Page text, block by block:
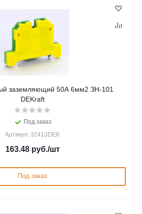
заземляющий 50A 6мм2 ЗН-101
DEKraft
Под заказ
Артикул: 32413DEK
163.48руб./шт
Под заказ